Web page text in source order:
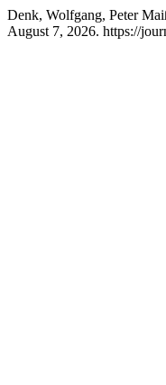
Denk, Wolfgang, Peter
August 7, 2026. https://